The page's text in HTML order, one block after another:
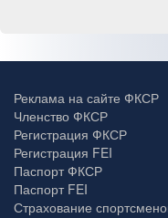
Реклама на сайте ФКСР
Членство ФКСР
Регистрация ФКСР
Регистрация FEI
Паспорт ФКСР
Паспорт FEI
Страхование